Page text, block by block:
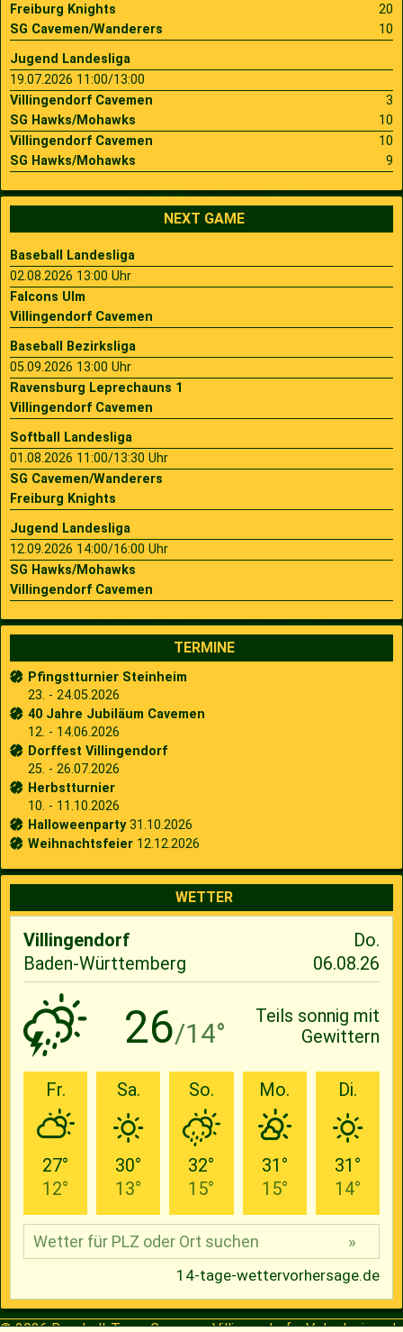
Freiburg Knights
20
SG Cavemen/Wanderers
10
Jugend Landesliga
19.07.2026 11:00/13:00
Villingendorf Cavemen
3
SG Hawks/Mohawks
10
Villingendorf Cavemen
10
SG Hawks/Mohawks
9
NEXT GAME
Baseball Landesliga
02.08.2026 13:00 Uhr
Falcons Ulm
Villingendorf Cavemen
Baseball Bezirksliga
05.09.2026 13:00 Uhr
Ravensburg Leprechauns 1
Villingendorf Cavemen
Softball Landesliga
01.08.2026 11:00/13:30 Uhr
SG Cavemen/Wanderers
Freiburg Knights
Jugend Landesliga
12.09.2026 14:00/16:00 Uhr
SG Hawks/Mohawks
Villingendorf Cavemen
TERMINE
Pfingstturnier Steinheim
23. - 24.05.2026
40 Jahre Jubiläum Cavemen
12. - 14.06.2026
Dorffest Villingendorf
25. - 26.07.2026
Herbstturnier
10. - 11.10.2026
Halloweenparty31.10.2026
Weihnachtsfeier 12.12.2026
WETTER